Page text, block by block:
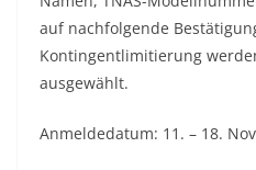
auf nachfolgende
Kontingentlimitierung
ausgewählt.
Anmeldedatum: 11. – 18.